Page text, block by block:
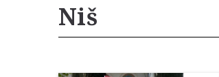
Niš